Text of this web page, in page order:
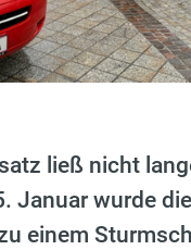
ließ nicht
Januar wurde
einem